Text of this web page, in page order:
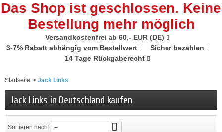
Das Shop ist geschlossen. Keine
Bestellung mehr möglich
Versandkostenfrei ab 60,- EUR (DE)
3-7% Rabatt abhängig vom Bestellwert
Sicher bezahlen
14 Tage Rückgaberecht
Startseite > Jack Links
Jack Links in Deutschland kaufen
Sortieren nach: --